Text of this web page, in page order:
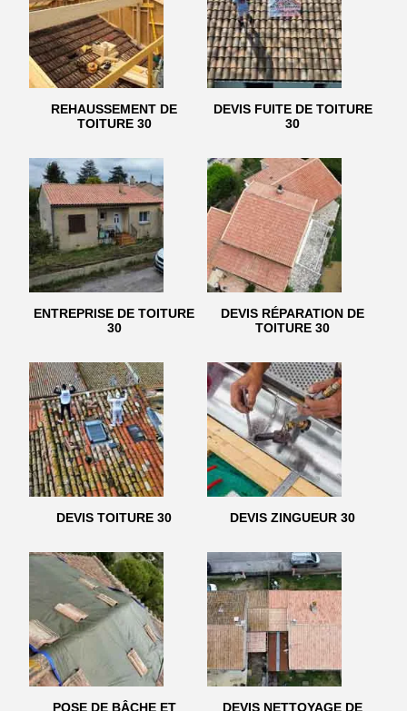
REHAUSSEMENT DE
TOITURE 30
DEVIS FUITE DE TOITURE
30
ENTREPRISE DE TOITURE
30
DEVIS RÉPARATION DE
TOITURE 30
DEVIS TOITURE 30 DEVIS ZINGUEUR 30
POSE DE BÂCHE ET DEVIS NETTOYAGE DE